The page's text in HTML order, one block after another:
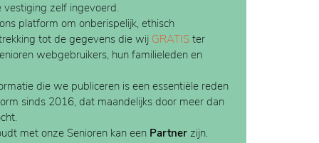
zelf ingevoerd.
platform om onberispelijk, ethisch
tot de gegevens die wij GRATIS ter
webgebruikers, hun familieleden en
die we publiceren is een essentiële reden
sinds 2016, dat maandelijks door meer dan
met onze Senioren kan een Partner zijn.